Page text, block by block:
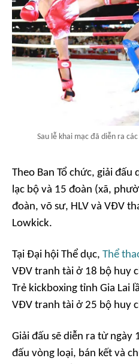
Sau lễ khai mạc đã diễn ra
Theo Ban Tổ chức, giải
lạc bộ và 15 đoàn (xã,
đoàn, võ sư, HLV và VĐV
Lowkick.
Tại Đại hội Thể dục, Thể
VĐV tranh tài ở 18 bộ huy
Trẻ kickboxing tỉnh Gia Lai
VĐV tranh tài ở 25 bộ huy
Giải đấu sẽ diễn ra từ ngày
đấu vòng loại, bán kết và